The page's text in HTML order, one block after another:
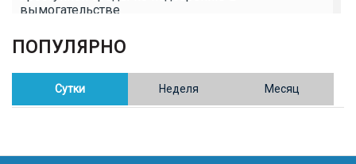
вымогательстве
ОБЩЕСТВО
Полицейские пресекли незаконное выращивание
конопли в Таразе
Казахстан возглавил Договор о зоне, свободной от
ПОПУЛЯРНО
Сутки Неделя Месяц